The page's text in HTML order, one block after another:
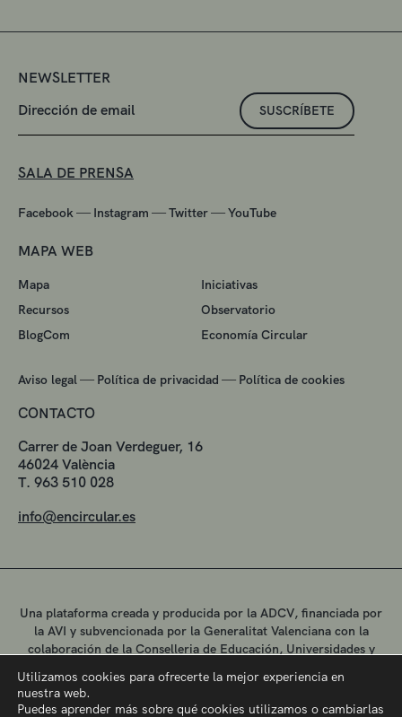
NEWSLETTER
SUSCRÍBETE
SALA DE PRENSA
Facebook — Instagram —Twitter—YouTube
MAPA WEB
Mapa
Iniciativas
Recursos
Observatorio
BlogCom
Economía Circular
Aviso legal — Política de privacidad — Política de cookies
CONTACTO
Carrer de Joan Verdeguer, 16
46024 València
T. 963 510 028
info@encircular.es
Una plataforma creada y producida por la ADCV, financiada por
la AVI y subvencionada por la Generalitat Valenciana con la
colaboración de la Conselleria de Educación, Universidades y
Utilizamos cookies para ofrecerte la mejor experiencia en
nuestra web.
Puedes aprender más sobre qué cookies utilizamos o cambiarlas